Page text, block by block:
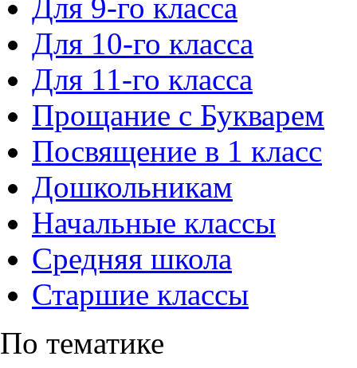
Для 9-го класса
Для 10-го класса
Для 11-го класса
Прощание с Букварем
Посвящение в 1 класс
Дошкольникам
Начальные классы
Средняя школа
Старшие классы
По тематике